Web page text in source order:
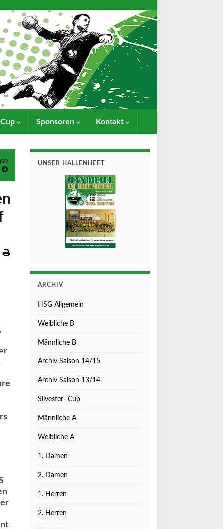
Sponsoren Kontakt
UNSER HALLENHEFT
ARCHIV
HSG Allgemein
Weibliche B
Männliche B
Archiv Saison 14/15
Archiv Saison 13/14
Silvester- Cup
Männliche A
Weibliche A
1. Damen
2. Damen
1. Herren
2. Herren